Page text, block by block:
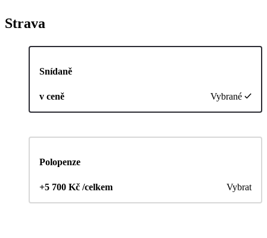
Strava
Snídaně
v ceně Vybrané
Polopenze
+5 700 Kč /celkem Vybrat